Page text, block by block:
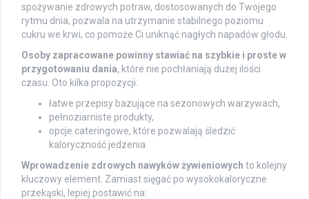
spożywanie zdrowych potraw, dostosowanych do Twojego
rytmu dnia, pozwala na utrzymanie stabilnego poziomu
cukru we krwi, co pomoże Ci uniknąć nagłych napadów głodu.
Osoby zapracowane powinny stawiać na szybkie i proste w
przygotowaniu dania, które nie pochłaniają dużej ilości
czasu. Oto kilka propozycji:
łatwe przepisy bazujące na sezonowych warzywach,
pełnoziarniste produkty,
opcje cateringowe, które pozwalają śledzić
kaloryczność jedzenia.
Wprowadzenie zdrowych nawyków żywieniowych to kolejny
kluczowy element. Zamiast sięgać po wysokokaloryczne
przekąski, lepiej postawić na: